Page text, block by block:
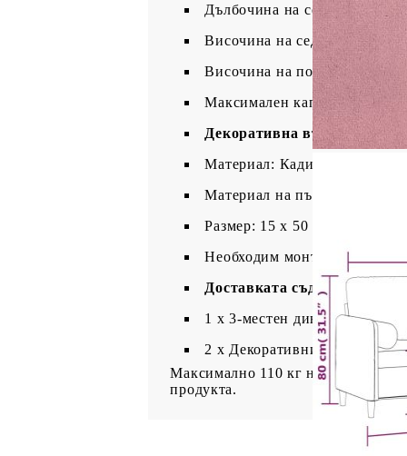
Дълбочина на седалката: 50
Височина на седалката от
Височина на подлакътника
Максимален капацитет на
Декоративна възглавница:
Материал: Кадифе (100%
Материал на пълнежа: Пяна
Размер: 15 х 50 см (Диам. х
Необходим монтаж: Да
Доставката съдържа:
1 х 3-местен диван
2 x Декоративни
Максимално 110 кг на седалка.
продукта.